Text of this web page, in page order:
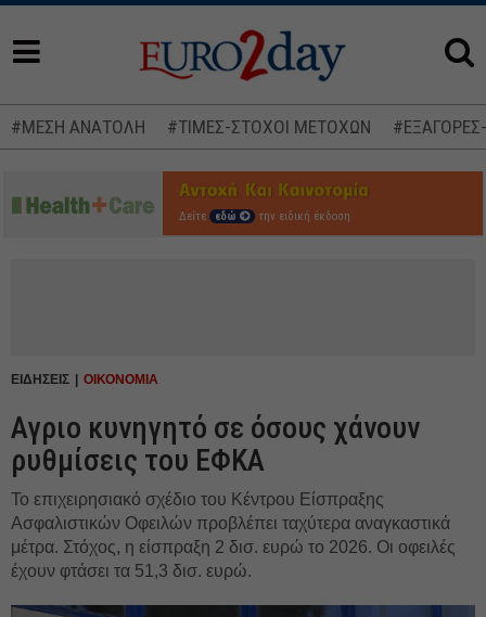
#ΜΕΣΗ ΑΝΑΤΟΛΗ #ΤΙΜΕΣ-ΣΤΟΧΟΙ ΜΕΤΟΧΩΝ
Δείτε εδώ την ειδική έκδοση
ΕΙΔΗΣΕΙΣ ΟΙΚΟΝΟΜΙΑ
Αγριο κυνηγητό σε όσους χάνουν
ρυθμίσεις του ΕΦΚΑ
Το επιχειρησιακό σχέδιο του Κέντρου Είσπραξης
Ασφαλιστικών Οφειλών προβλέπει ταχύτερα αναγκαστικά
μέτρα. Στόχος, η είσπραξη 2 δισ. ευρώ το 2026. Οι οφειλές
έχουν φτάσει τα 51,3 δισ. ευρώ.